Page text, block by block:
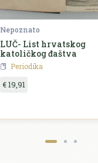
Nepoznato
LUČ- List hrvatskog
katoličkog đaštva
Periodika
€ 19,91